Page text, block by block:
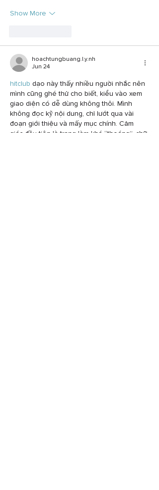
Show More
hoachtungbuang.l.y.nh
Jun 24
hitclub dạo này thấy nhiều người nhắc nên
mình cũng ghé thử cho biết, kiểu vào xem
giao diện có dễ dùng không thôi. Mình
không đọc kỹ nội dung, chỉ lướt qua vài
đoạn giới thiệu và mấy mục chính. Cảm
giác đầu tiên là trang làm khá “thoáng”, chữ